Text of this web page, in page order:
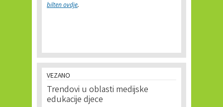
bilten ovdje.
VEZANO
Trendovi u oblasti medijske
edukacije djece